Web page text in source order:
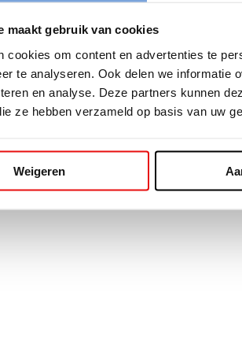
maakt gebruik van cookies
cookies om content en advertenties te
te analyseren. Ook delen we informatie
en analyse. Deze partners kunnen
ze hebben verzameld op basis van uw
Weigeren
-side exception has occurred while